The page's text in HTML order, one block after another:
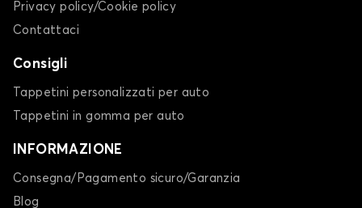
Privacy policy/Cookie policy
Contattaci
Consigli
Tappetini personalizzati per auto
Tappetini in gomma per auto
INFORMAZIONE
Consegna/Pagamento sicuro/Garanzia
Blog